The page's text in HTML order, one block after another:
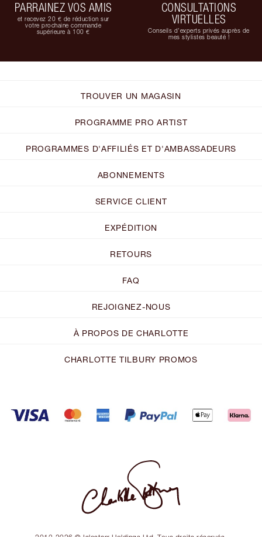
PARRAINEZ VOS AMIS
et recevez 20 € de réduction sur
votre prochaine commande
supérieure à 100 €
CONSULTATIONS
VIRTUELLES
Conseils d'experts privés auprès de
mes stylistes beauté !
TROUVER UN MAGASIN
PROGRAMME PRO ARTIST
PROGRAMMES D'AFFILIÉS ET D'AMBASSADEURS
ABONNEMENTS
SERVICE CLIENT
EXPÉDITION
RETOURS
FAQ
REJOIGNEZ-NOUS
À PROPOS DE CHARLOTTE
CHARLOTTE TILBURY PROMOS